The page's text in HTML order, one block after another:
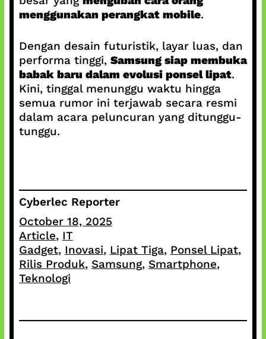
menggunakan perangkat mobile.
Dengan desain futuristik, layar luas, dan
performa tinggi, Samsung siap membuka
babak baru dalam evolusi ponsel lipat.
Kini, tinggal menunggu waktu hingga
semua rumor ini terjawab secara resmi
dalam acara peluncuran yang ditunggu-
tunggu.
Cyberlec Reporter
October 18, 2025
Article, IT
Gadget, Inovasi, Lipat Tiga, Ponsel Lipat ,
Rilis Produk, Samsung, Smartphone ,
Teknologi